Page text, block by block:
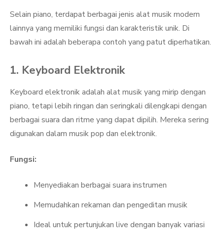
Selain piano, terdapat berbagai jenis alat musik modern
lainnya yang memiliki fungsi dan karakteristik unik. Di
bawah ini adalah beberapa contoh yang patut diperhatikan.
1. Keyboard Elektronik
Keyboard elektronik adalah alat musik yang mirip dengan
piano, tetapi lebih ringan dan seringkali dilengkapi dengan
berbagai suara dan ritme yang dapat dipilih. Mereka sering
digunakan dalam musik pop dan elektronik.
Fungsi:
Menyediakan berbagai suara instrumen
Memudahkan rekaman dan pengeditan musik
Ideal untuk pertunjukan live dengan banyak variasi